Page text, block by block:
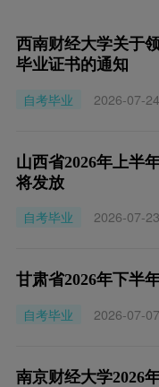
西南财经大学关于
毕业证书的通知
自考毕业
2026-07-24
山西省2026年上半
将发放
自考毕业
2026-07-23
甘肃省2026年下半
自考毕业
2026-07-07
南京财经大学2026